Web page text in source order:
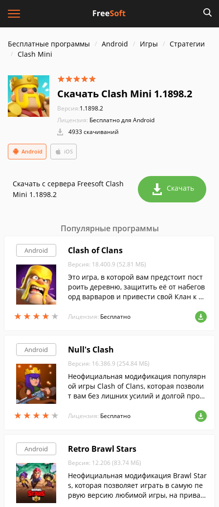
Бесплатные программы Android Игры
Стратегии
Clash Mini
Скачать Clash Mini 1.1898.2
Версия:1.1898.2
Лицензия: Бесплатно для Android
4933 скачиваний
Android iOS
Скачать с сервера Freesoft Clash
Mini 1.1898.2
Скачать
Популярные программы
Android
★ ★ ★ ★ ★
★ ★ ★ ★ ★
Clash of Clans
Версия: 18.400.9 (52.81 МБ)
Это игра, в которой вам предстоит пост
роить деревню, защитить её от набегов
орд варваров и привести свой Клан к по
Лицензия: Бесплатно
Android
★ ★ ★ ★ ★
★ ★ ★ ★ ★
Null's Clash
Версия: 16.386.9 (254.84 МБ)
Неофициальная модификация популярн
ой игры Clash of Clans, которая позволи
т вам без лишних усилий и долгой прока
для строительства и тренировки войск.
Лицензия: Бесплатно
Android Retro Brawl Stars
Версия: 12.206 (83.74 МБ)
Неофициальная модификация Brawl Star
s, которая позволяет играть в самую пе
рвую версию любимой игры, на приват